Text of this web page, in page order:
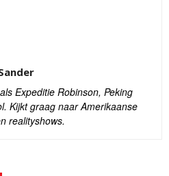
Expeditie Robinson, Peking
Kijkt graag naar Amerikaanse
realityshows.